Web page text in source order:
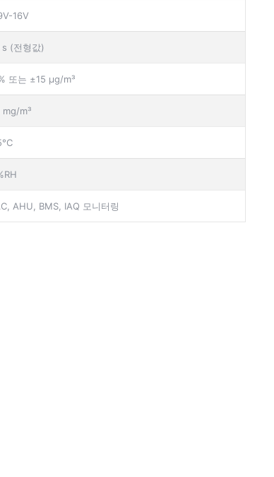
16V
(전형값)
또는 ±15 µg/m³
mg/m³
AHU, BMS, IAQ 모니터링